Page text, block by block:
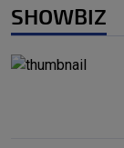
SHOWBIZ